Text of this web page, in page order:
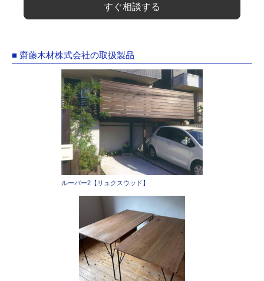
すぐ相談する
■ 齋藤木材株式会社の取扱製品
ルーバー2【リュクスウッド】